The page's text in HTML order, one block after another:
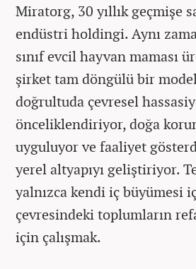
Miratorg, 30 yıllık geçmişe
endüstri holdingi. Aynı
sınıf evcil hayvan maması
şirket tam döngülü bir
doğrultuda çevresel
önceliklendiriyor, doğa
uyguluyor ve faaliyet
yerel altyapıyı geliştiriyor.
yalnızca kendi iç büyümesi
çevresindeki toplumların
için çalışmak.